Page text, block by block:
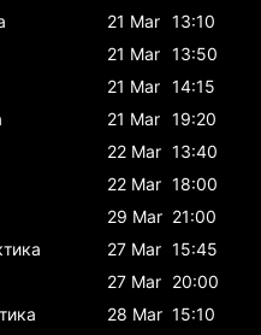
21 Mar 13:10
21 Mar 13:50
21 Mar 14:15
21 Mar 19:20
22 Mar 13:40
22 Mar 18:00
29 Mar 21:00
27 Mar 15:45
27 Mar 20:00
28 Mar 15:10